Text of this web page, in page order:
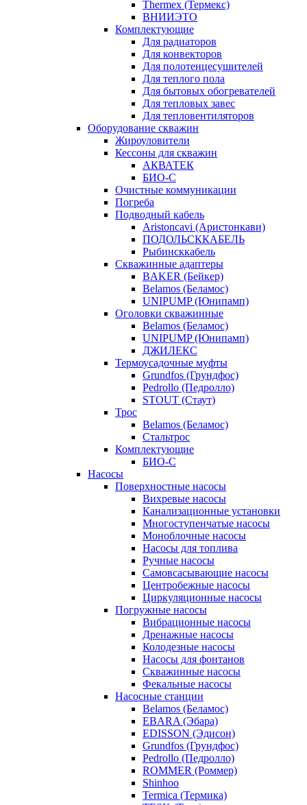
Thermex (Термекс)
ВНИИЭТО
Комплектующие
Для радиаторов
Для конвекторов
Для полотенцесушителей
Для теплого пола
Для бытовых обогревателей
Для тепловых завес
Для тепловентиляторов
Оборудование скважин
Жироуловители
Кессоны для скважин
АКВАТЕК
БИО-С
Очистные коммуникации
Погреба
Подводный кабель
Aristoncavi (Аристонкави)
ПОДОЛЬСККАБЕЛЬ
Рыбинсккабель
Скважинные адаптеры
BAKER (Бейкер)
Belamos (Беламос)
UNIPUMP (Юнипамп)
Оголовки скважинные
Belamos (Беламос)
UNIPUMP (Юнипамп)
ДЖИЛЕКС
Термоусадочные муфты
Grundfos (Грундфос)
Pedrollo (Педролло)
STOUT (Стаут)
Трос
Belamos (Беламос)
Стальтрос
Комплектующие
БИО-С
Насосы
Поверхностные насосы
Вихревые насосы
Канализационные установки
Многоступенчатые насосы
Моноблочные насосы
Насосы для топлива
Ручные насосы
Самовсасывающие насосы
Центробежные насосы
Циркуляционные насосы
Погружные насосы
Вибрационные насосы
Дренажные насосы
Колодезные насосы
Насосы для фонтанов
Скважинные насосы
Фекальные насосы
Насосные станции
Belamos (Беламос)
EBARA (Эбара)
EDISSON (Эдисон)
Grundfos (Грундфос)
Pedrollo (Педролло)
ROMMER (Роммер)
Shinhoo
Termica (Термика)